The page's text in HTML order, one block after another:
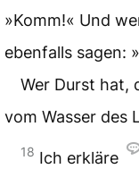
»Komm!« Und
ebenfalls sagen:
Wer Durst hat,
vom Wasser des
18 Ich erkläre